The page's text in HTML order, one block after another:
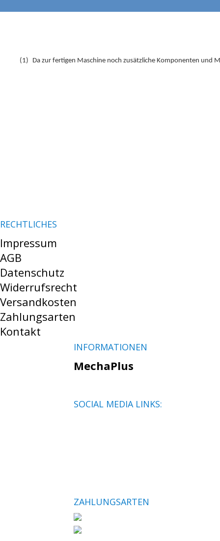
(1) Da zur fertigen Maschine noch zusätzliche Komponenten und
RECHTLICHES
Impressum
AGB
Datenschutz
Widerrufsrecht
Versandkosten
Zahlungsarten
Kontakt
INFORMATIONEN
MechaPlus
SOCIAL MEDIA LINKS:
ZAHLUNGSARTEN